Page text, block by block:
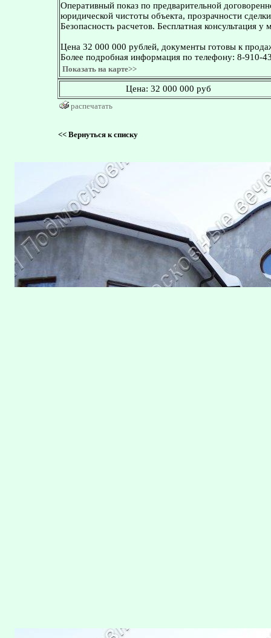
Оперативный показ по предварительной
юридической чистоты объекта, прозрачности
Безопасность расчетов. Бесплатная консультация
Цена 32 000 000 рублей, документы готовы к
Более подробная информация по телефону: 8-910-
Показать на карте>>
Цена: 32 000 000 руб
распечатать
<<Вернуться к списку